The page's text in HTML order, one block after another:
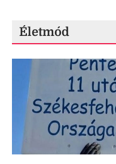
Életmód